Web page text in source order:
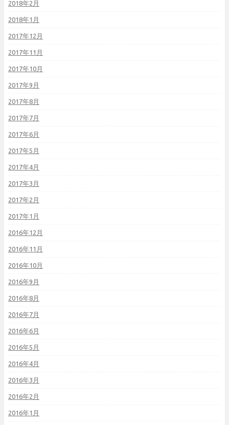
2018年2月
2018年1月
2017年12月
2017年11月
2017年10月
2017年9月
2017年8月
2017年7月
2017年6月
2017年5月
2017年4月
2017年3月
2017年2月
2017年1月
2016年12月
2016年11月
2016年10月
2016年9月
2016年8月
2016年7月
2016年6月
2016年5月
2016年4月
2016年3月
2016年2月
2016年1月